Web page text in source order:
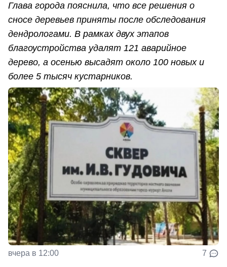
Глава города пояснила, что все решения о
сносе деревьев приняты после обследования
дендрологами. В рамках двух этапов
благоустройства удалят 121 аварийное
дерево, а осенью высадят около 100 новых и
более 5 тысяч кустарников.
вчера в 12:00 7